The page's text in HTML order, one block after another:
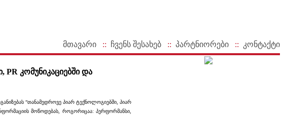
მთავარი :: ჩვენს შესახებ :: პარტნიორები :: კონტაქტი
კომუნიკაციებში და
”თანამედროვე პიარ ტექნოლოგიებში, პიარ
მოწოდებას, როგორიცაა: პერფორმანსი,